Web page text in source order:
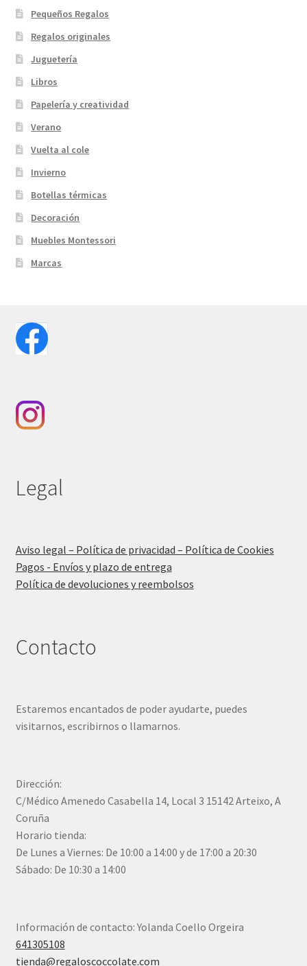
Pequeños Regalos
Regalos originales
Juguetería
Libros
Papelería y creatividad
Verano
Vuelta al cole
Invierno
Botellas térmicas
Decoración
Muebles Montessori
Marcas
Legal
Aviso legal – Política de privacidad – Política de Cookies
Pagos - Envíos y plazo de entrega
Política de devoluciones y reembolsos
Contacto
Estaremos encantados de poder ayudarte, puedes
visitarnos, escribirnos o llamarnos.
Dirección:
C/Médico Amenedo Casabella 14, Local 3 15142 Arteixo, A
Coruña
Horario tienda:
De Lunes a Viernes: De 10:00 a 14:00 y de 17:00 a 20:30
Sábado: De 10:30 a 14:00
Información de contacto: Yolanda Coello Orgeira
641305108
tienda@regaloscoccolate.com